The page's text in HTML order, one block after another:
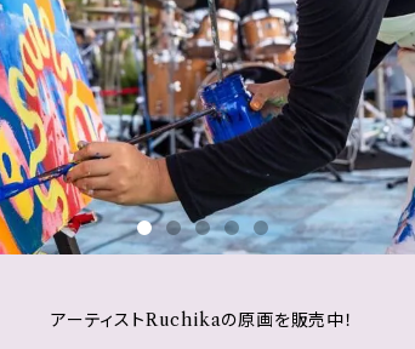
アーティストRuchikaの原画を販売中！